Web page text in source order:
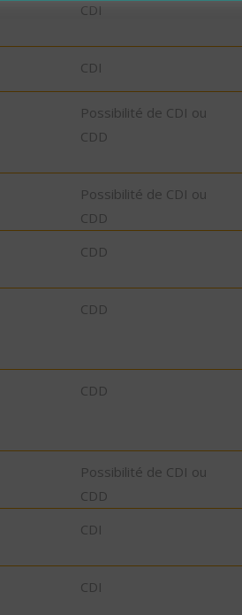
CDI
CDI
Possibilité de CDI ou
CDD
Possibilité de CDI ou
CDD
CDD
CDD
CDD
Possibilité de CDI ou
CDD
CDI
CDI